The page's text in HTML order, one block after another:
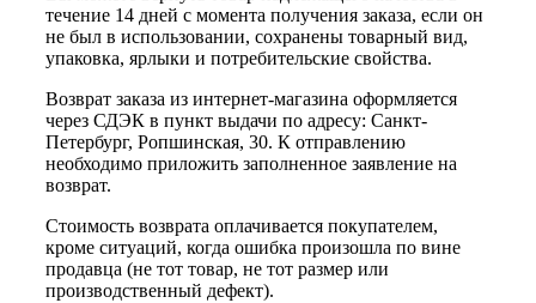
течение 14 дней с момента получения заказа, если он
не был в использовании, сохранены товарный вид,
упаковка, ярлыки и потребительские свойства.
Возврат заказа из интернет-магазина оформляется
через СДЭК в пункт выдачи по адресу: Санкт-
Петербург, Ропшинская, 30. К отправлению
необходимо приложить заполненное заявление на
возврат.
Стоимость возврата оплачивается покупателем,
кроме ситуаций, когда ошибка произошла по вине
продавца (не тот товар, не тот размер или
производственный дефект).